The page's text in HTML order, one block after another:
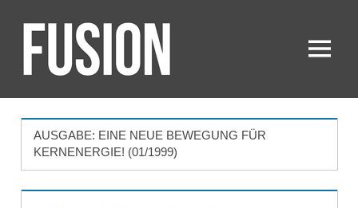
Inhalt
springenFUSION Menü
AUSGABE: EINE NEUE BEWEGUNG FÜR
KERNENERGIE! (01/1999)